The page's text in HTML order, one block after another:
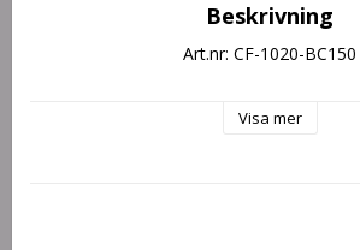
Beskrivning
Art.nr: CF-1020-BC150
Visa mer